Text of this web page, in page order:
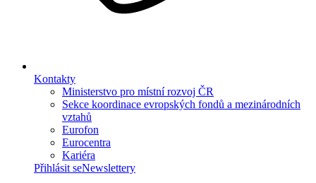
Kontakty
Ministerstvo pro místní rozvoj ČR
Sekce koordinace evropských fondů a mezinárodních
vztahů
Eurofon
Eurocentra
Kariéra
Přihlásit seNewslettery